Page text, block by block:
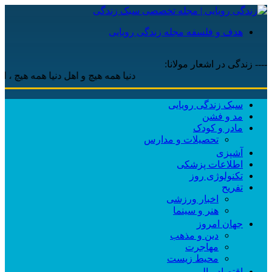
هدف و فلسفه مجله زندگی رویایی
---- زندگی در اشعار مولانا:
دنیا همه هیچ و اهل دنیا همه هیچ ، ‌ای
سبک زندگی رویایی
مد و فشن
مادر و کودک
تحصیلات و مدارس
آشپزی
اطلاعات پزشکی
تکنولوژی روز
تفریح
اخبار ورزشی
هنر و سینما
جهان امروز
دین و مذهب
مهاجرت
محیط زیست